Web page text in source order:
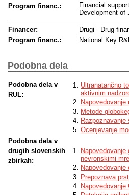
Program financ.:
Financial
Development of
Financer:
Drugi - Drug
Program financ.:
National Key
Podobna dela
Podobna dela v
RUL:
Ultranatančno
aktivnim
Metode
Razpoznavanje
Ocenjevanje
Podobna dela v
drugih slovenskih
zbirkah:
nevronskimi
Prepoznava